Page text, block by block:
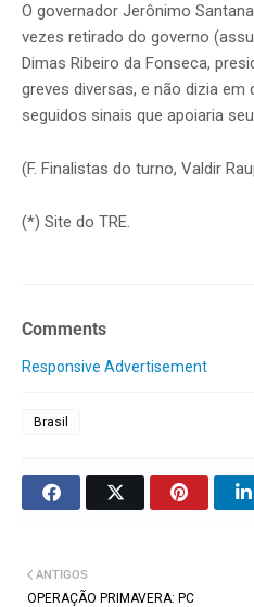
O governador Jerônimo
vezes retirado do governo
Dimas Ribeiro da Fonseca,
greves diversas, e não dizia em
seguidos sinais que apoiaria
(F. Finalistas do turno, Valdir
(*) Site do TRE.
Comments
Responsive Advertisement
Brasil
ANTIGOS
OPERAÇÃO PRIMAVERA: PC